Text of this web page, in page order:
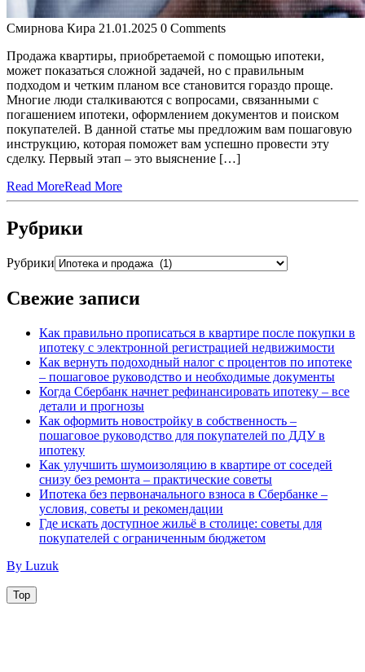
Смирнова Кира 21.01.2025 0 Comments
Продажа квартиры, приобретаемой с помощью ипотеки,
может показаться сложной задачей, но с правильным
подходом и четким планом все становится гораздо проще.
Многие люди сталкиваются с вопросами, связанными с
погашением ипотеки, оформлением документов и поиском
покупателей. В данной статье мы предложим вам пошаговую
инструкцию, которая поможет вам успешно провести эту
сделку. Первый этап – это выяснение […]
Read MoreRead More
Рубрики
Рубрики
Свежие записи
Как правильно прописаться в квартире после покупки в
ипотеку с электронной регистрацией недвижимости
Как вернуть подоходный налог с процентов по ипотеке
– пошаговое руководство и необходимые документы
Когда Сбербанк начнет рефинансировать ипотеку – все
детали и прогнозы
Как оформить новостройку в собственность –
пошаговое руководство для покупателей по ДДУ в
ипотеку
Как улучшить шумоизоляцию в квартире от соседей
снизу без ремонта – практические советы
Ипотека без первоначального взноса в Сбербанке –
условия, советы и рекомендации
Где искать доступное жильё в столице: советы для
покупателей с ограниченным бюджетом
By Luzuk
Top